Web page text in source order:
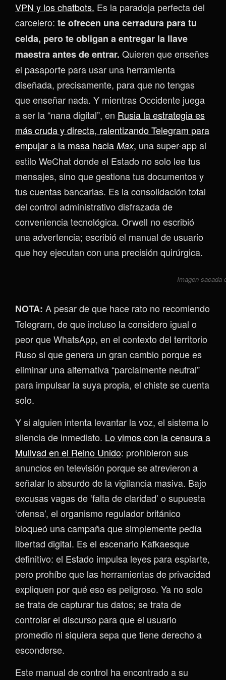
VPN y los chatbots. Es la paradoja perfecta del
carcelero: te ofrecen una cerradura para tu
celda, pero te obligan a entregar la llave
maestra antes de entrar. Quieren que enseñes
el pasaporte para usar una herramienta
diseñada, precisamente, para que no tengas
que enseñar nada. Y mientras Occidente juega
a ser la “nana digital”, en Rusia la estrategia es
más cruda y directa, ralentizando Telegram para
empujar a la masa hacia Max, una super-app al
estilo WeChat donde el Estado no solo lee tus
mensajes, sino que gestiona tus documentos y
tus cuentas bancarias. Es la consolidación total
del control administrativo disfrazada de
conveniencia tecnológica. Orwell no escribió
una advertencia; escribió el manual de usuario
que hoy ejecutan con una precisión quirúrgica.
Imagen sacada
NOTA: A pesar de que hace rato no recomiendo
Telegram, de que incluso la considero igual o
peor que WhatsApp, en el contexto del territorio
Ruso si que genera un gran cambio porque es
eliminar una alternativa “parcialmente neutral”
para impulsar la suya propia, el chiste se cuenta
solo.
Y si alguien intenta levantar la voz, el sistema lo
silencia de inmediato. Lo vimos con la censura a
Mullvad en el Reino Unido: prohibieron sus
anuncios en televisión porque se atrevieron a
señalar lo absurdo de la vigilancia masiva. Bajo
excusas vagas de ‘falta de claridad’ o supuesta
‘ofensa’, el organismo regulador británico
bloqueó una campaña que simplemente pedía
libertad digital. Es el escenario Kafkaesque
definitivo: el Estado impulsa leyes para espiarte,
pero prohíbe que las herramientas de privacidad
expliquen por qué eso es peligroso. Ya no solo
se trata de capturar tus datos; se trata de
controlar el discurso para que el usuario
promedio ni siquiera sepa que tiene derecho a
esconderse.
Este manual de control ha encontrado a su